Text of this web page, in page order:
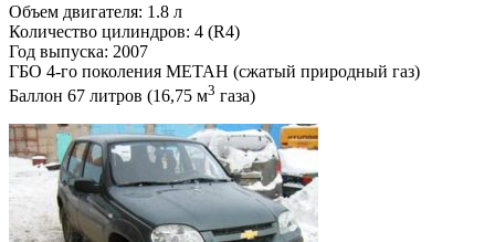
Объем двигателя: 1.8 л
Количество цилиндров: 4 (R4)
Год выпуска: 2007
ГБО 4-го поколения МЕТАН (сжатый природный газ)
Баллон 67 литров (16,75 м3 газа)